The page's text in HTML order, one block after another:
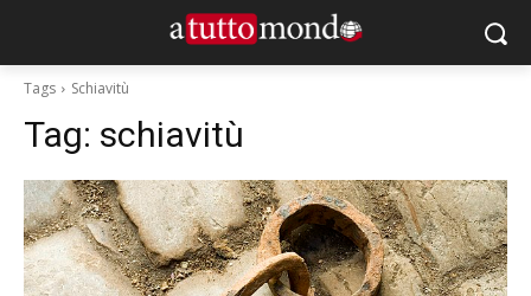
Tags Schiavitù
Tag: schiavitù